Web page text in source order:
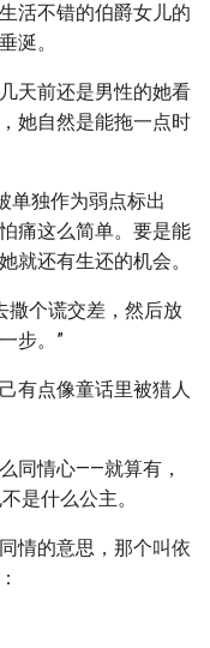
活不错的伯爵女儿的
涎。
天前还是男性的她看
她自然是能拖一点时
单独作为弱点标出
痛这么简单。要是能
就还有生还的机会。
撒个谎交差，然后放
步。”
有点像童话里被猎人
同情心——就算有，
是什么公主。
情的意思，那个叫依